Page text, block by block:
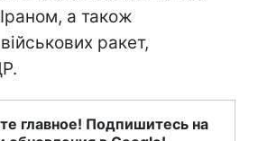
а також
ракет,
главное! Подпишитесь на